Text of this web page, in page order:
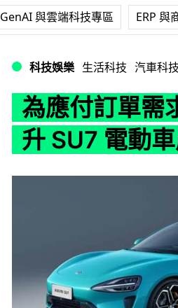
GenAI 與雲端科技專區 ERP 與
科技娛樂 生活科技 汽車科技
為應付訂單需
升 SU7 電動